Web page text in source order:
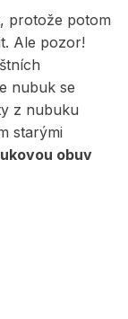
protože potom
Ale pozor!
nubuk se
z nubuku
starými
obuv